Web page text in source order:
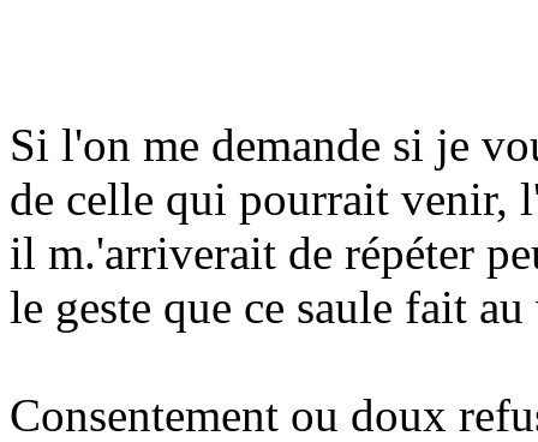
Si l'on me demande si je
de celle qui pourrait venir,
il m.'arriverait de répéter
le geste que ce saule fait
Consentement ou doux